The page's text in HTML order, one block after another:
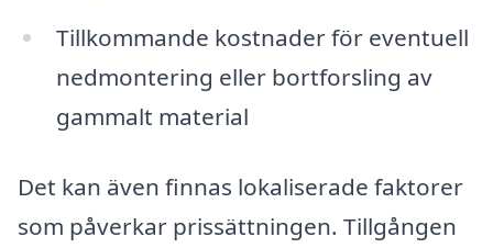
Tillkommande kostnader för eventuell
nedmontering eller bortforsling av
gammalt material
Det kan även finnas lokaliserade faktorer
som påverkar prissättningen. Tillgången